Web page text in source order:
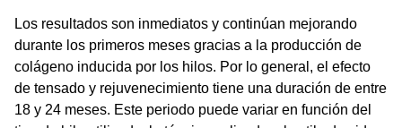
Los resultados son inmediatos y continúan mejorando
durante los primeros meses gracias a la producción de
colágeno inducida por los hilos. Por lo general, el efecto
de tensado y rejuvenecimiento tiene una duración de entre
18 y 24 meses. Este periodo puede variar en función del